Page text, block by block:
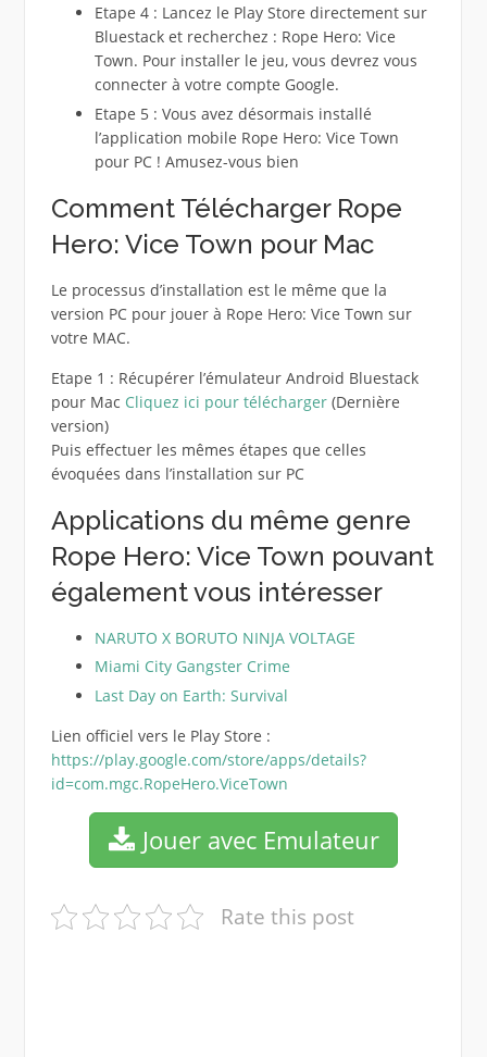
Etape 4 : Lancez le Play Store directement sur
Bluestack et recherchez : Rope Hero: Vice
Town. Pour installer le jeu, vous devrez vous
connecter à votre compte Google.
Etape 5 : Vous avez désormais installé
l’application mobile Rope Hero: Vice Town
pour PC ! Amusez-vous bien
Comment Télécharger Rope
Hero: Vice Town pour Mac
Le processus d’installation est le même que la
version PC pour jouer à Rope Hero: Vice Town sur
votre MAC.
Etape 1 : Récupérer l’émulateur Android Bluestack
pour Mac Cliquez ici pour télécharger(Dernière
version)
Puis effectuer les mêmes étapes que celles
évoquées dans l’installation sur PC
Applications du même genre
Rope Hero: Vice Town pouvant
également vous intéresser
NARUTO X BORUTO NINJA VOLTAGE
Miami City Gangster Crime
Last Day on Earth: Survival
Lien officiel vers le Play Store :
https://play.google.com/store/apps/details?
id=com.mgc.RopeHero.ViceTown
Jouer avec Emulateur
Rate this post